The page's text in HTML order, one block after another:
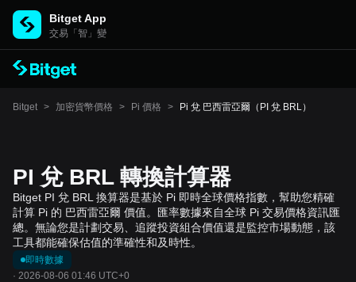
Bitget App
交易「智」變
Bitget > 加密貨幣價格 > Pi 價格 > Pi 兌 巴西雷亞爾（PI 兌 BRL）
PI 兌 BRL 轉換計算器
Bitget PI 兌 BRL 換算器是基於 Pi 即時全球價格指數，幫助您精確
計算 Pi 的 巴西雷亞爾 價值。匯率數據來自全球 Pi 交易價格資訊匯
總。無論您是計劃交易、追蹤投資組合價值還是監控市場動態，該
工具都能確保估值的準確性和及時性。
即時數據
· 2026-08-06 01:46 UTC+0